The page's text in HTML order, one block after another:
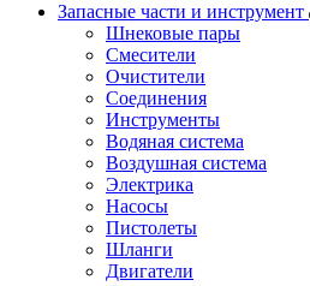
Запасные части и инструмент
Шнековые пары
Смесители
Очистители
Соединения
Инструменты
Водяная система
Воздушная система
Электрика
Насосы
Пистолеты
Шланги
Двигатели